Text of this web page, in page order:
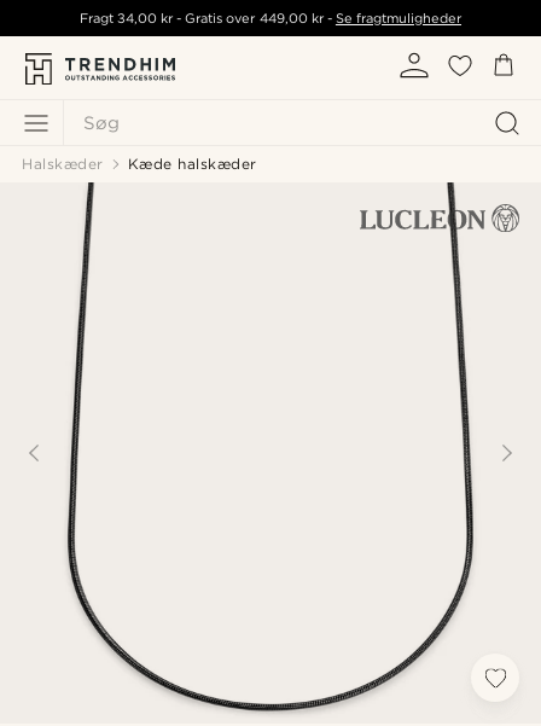
Søg
Fragt34,00 kr - Gratis over 449,00 kr- Se fragtmuligheder
Halskæder Kæde halskæder